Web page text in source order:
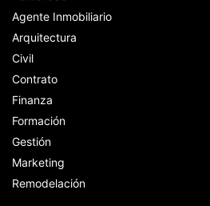
Agente Inmobiliario
Arquitectura
Civil
Contrato
Finanza
Formación
Gestión
Marketing
Remodelación